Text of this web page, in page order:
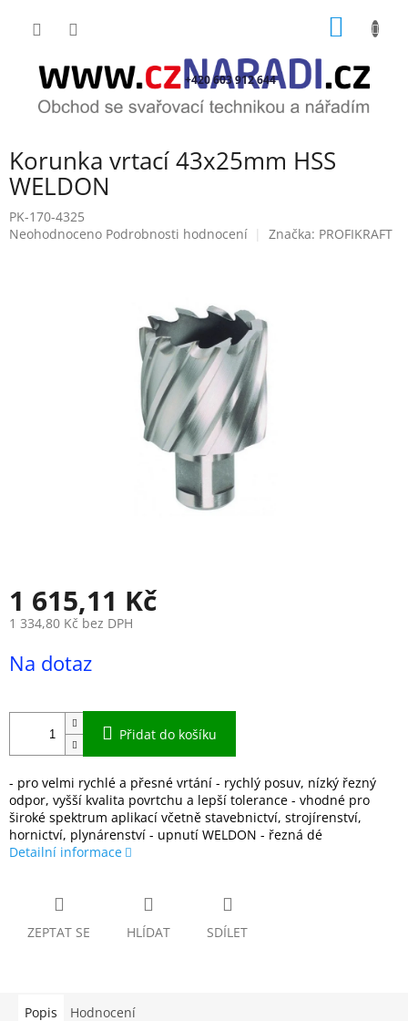
+420 603 912 644
Korunka vrtací 43x25mm HSS
WELDON
PK-170-4325
Průměrné
Neohodnoceno Podrobnosti hodnocení Značka: PROFIKRAFT
1 615,11 Kč
1 334,80 Kč bez DPH
cena:
Na dotaz
Přidat do košíku
- pro velmi rychlé a přesné vrtání - rychlý posuv, nízký řezný
odpor, vyšší kvalita povrtchu a lepší tolerance - vhodné pro
široké spektrum aplikací včetně stavebnictví, strojírenství,
hornictví, plynárenství - upnutí WELDON - řezná dé
Detailní informace
ZEPTAT SE HLÍDAT SDÍLET
Popis Hodnocení